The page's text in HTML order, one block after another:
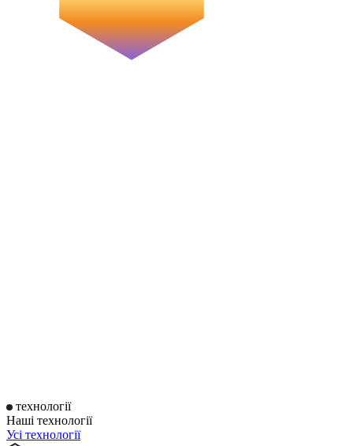
технології
Наші технології
Усі технології